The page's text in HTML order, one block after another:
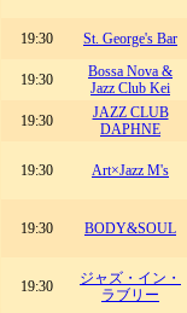
19:30
St. George's Bar
19:30
Bossa Nova &
Jazz Club Kei
19:30
JAZZ CLUB
DAPHNE
19:30 Art×Jazz M's
19:30 BODY&SOUL
19:30
ジャズ・イン・
ラブリー